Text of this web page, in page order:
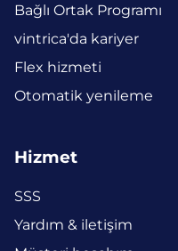
Bağlı Ortak Programı
vintrica'da kariyer
Flex hizmeti
Otomatik yenileme
Hizmet
SSS
Yardım & iletişim